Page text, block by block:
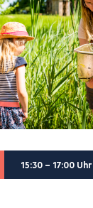
15:30 – 17:00 Uhr